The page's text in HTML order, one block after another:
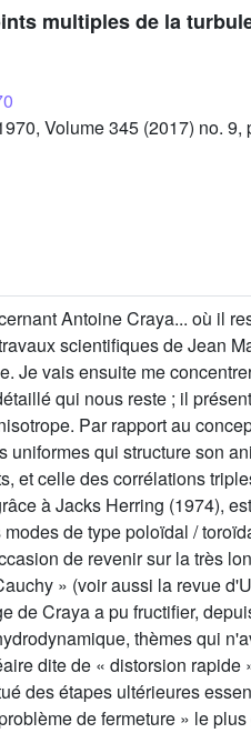
multiples de la
Volume 345 (2017) no. 9,
Antoine Craya... où il
scientifiques de Jean
Je vais ensuite me
qui nous reste ; il
Par rapport au
qui structure son
et celle des corrélations
à Jacks Herring (1974),
de type poloïdal /
de revenir sur la très
» (voir aussi la revue
Craya a pu fructifier,
thèmes qui
dite de « distorsion
des étapes ultérieures
de fermeture » le